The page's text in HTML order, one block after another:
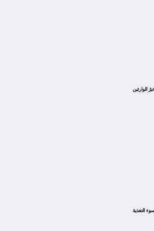
ﺍﻟﻮﺍﺭﺛﻴﻦ
التغذية